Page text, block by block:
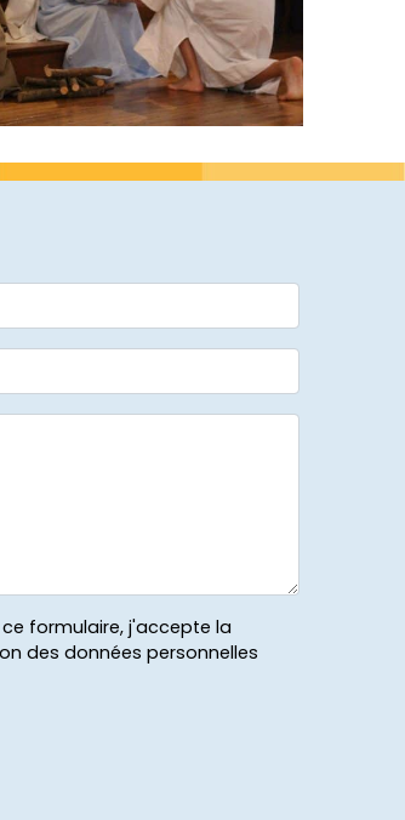
formulaire, j'accepte la
des données personnelles